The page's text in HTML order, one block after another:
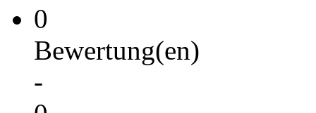
0
Bewertung(en)
-